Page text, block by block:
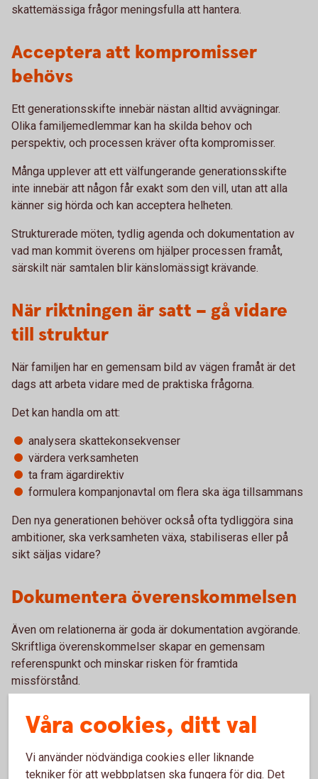
skattemässiga frågor meningsfulla att hantera.
Acceptera att kompromisser
behövs
Ett generationsskifte innebär nästan alltid avvägningar.
Olika familjemedlemmar kan ha skilda behov och
perspektiv, och processen kräver ofta kompromisser.
Många upplever att ett välfungerande generationsskifte
inte innebär att någon får exakt som den vill, utan att alla
känner sig hörda och kan acceptera helheten.
Strukturerade möten, tydlig agenda och dokumentation av
vad man kommit överens om hjälper processen framåt,
särskilt när samtalen blir känslomässigt krävande.
När riktningen är satt – gå vidare
till struktur
När familjen har en gemensam bild av vägen framåt är det
dags att arbeta vidare med de praktiska frågorna.
Det kan handla om att:
analysera skattekonsekvenser
värdera verksamheten
ta fram ägardirektiv
formulera kompanjonavtal om flera ska äga tillsammans
Den nya generationen behöver också ofta tydliggöra sina
ambitioner, ska verksamheten växa, stabiliseras eller på
sikt säljas vidare?
Dokumentera överenskommelsen
Även om relationerna är goda är dokumentation avgörande.
Skriftliga överenskommelser skapar en gemensam
referenspunkt och minskar risken för framtida
missförstånd.
gemensamt dokument som beskriver processen,
Våra cookies, ditt val
Vi använder nödvändiga cookies eller liknande
tekniker för att webbplatsen ska fungera för dig. Det